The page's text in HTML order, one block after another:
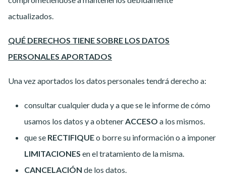
actualizados.
QUÉ DERECHOS TIENE SOBRE LOS DATOS
PERSONALES APORTADOS
Una vez aportados los datos personales tendrá derecho a:
consultar cualquier duda y a que se le informe de cómo
usamos los datos y a obtener ACCESO a los mismos.
que se RECTIFIQUEo borre su información o a imponer
LIMITACIONES en el tratamiento de la misma.
CANCELACIÓN de los datos.